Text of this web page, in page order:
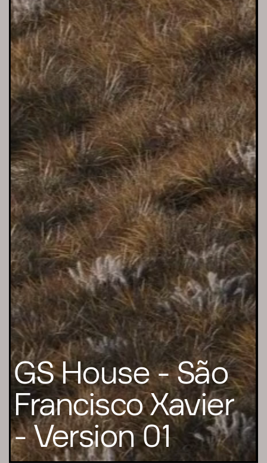
GS House - São
Francisco Xavier
- Version 01